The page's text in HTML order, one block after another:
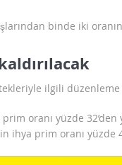
binde iki
ilgili düzenleme
oranı yüzde 32’den
ihya prim oranı yüzde